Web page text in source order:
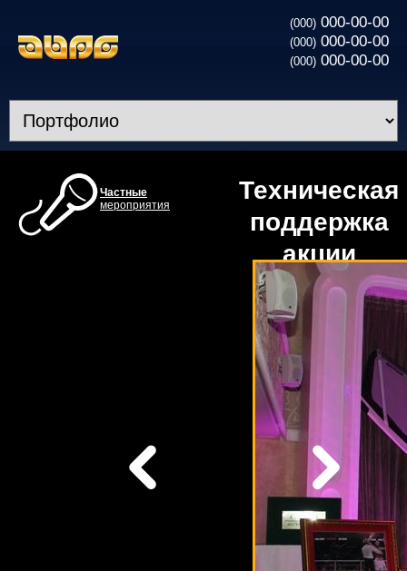
(000) 000-00-00
(000) 000-00-00
(000) 000-00-00
Частные
мероприятия
Техническая
поддержка
акции
”Спортивная
весна”